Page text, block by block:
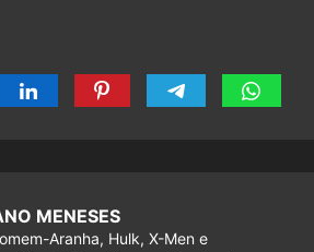
MENESES
Aranha, Hulk, X-Men e